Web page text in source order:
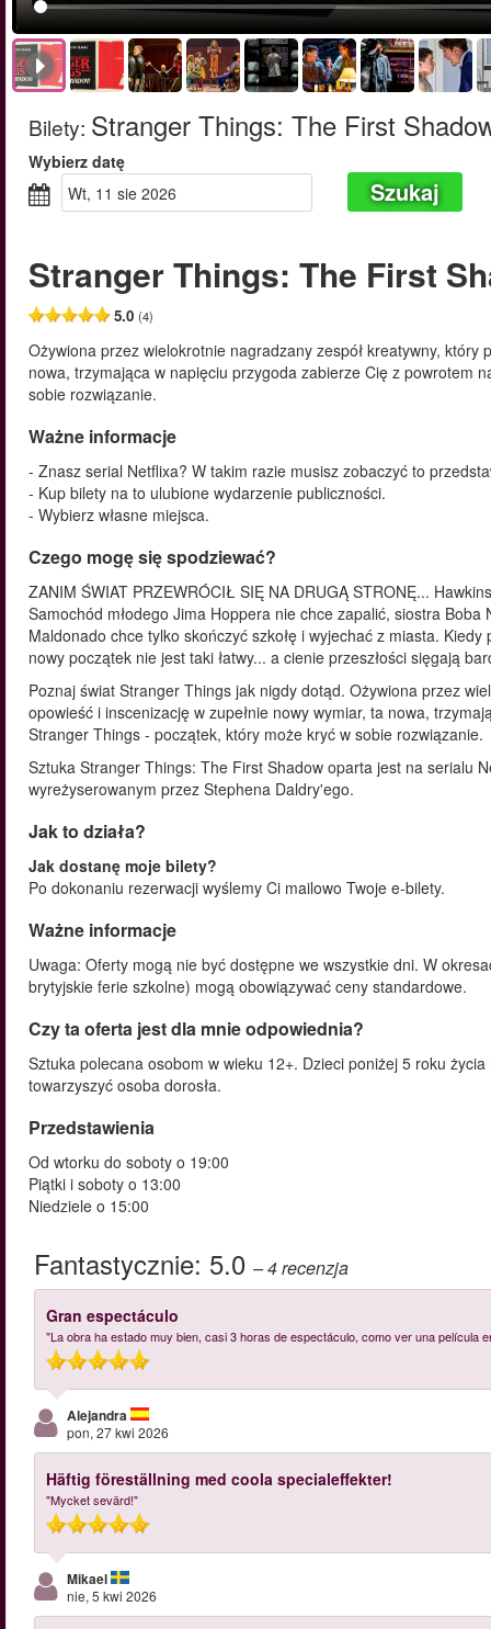
Bilety: Stranger Things: The First
Wybierz datę
wt, 11 sie 2026
Szukaj
Stranger Things: The First
5.0 (4)
Ożywiona przez wielokrotnie nagradzany zespół kreatywny,
nowa, trzymająca w napięciu przygoda zabierze Cię z powrotem
sobie rozwiązanie.
Ważne informacje
- Znasz serial Netflixa? W takim razie musisz zobaczyć to
- Kup bilety na to ulubione wydarzenie publiczności.
- Wybierz własne miejsca.
Czego mogę się spodziewać?
ZANIM ŚWIAT PRZEWRÓCIŁ SIĘ NA DRUGĄ STRONĘ...
Samochód młodego Jima Hoppera nie chce zapalić, siostra
Maldonado chce tylko skończyć szkołę i wyjechać z miasta.
nowy początek nie jest taki łatwy... a cienie przeszłości sięgają
Poznaj świat Stranger Things jak nigdy dotąd. Ożywiona przez
opowieść i inscenizację w zupełnie nowy wymiar, ta nowa,
Stranger Things - początek, który może kryć w sobie rozwiązanie.
Sztuka Stranger Things: The First Shadow oparta jest na serialu
wyreżyserowanym przez Stephena Daldry'ego.
Jak to działa?
Jak dostanę moje bilety?
Po dokonaniu rezerwacji wyślemy Ci mailowo Twoje e-bilety.
Ważne informacje
Uwaga: Oferty mogą nie być dostępne we wszystkie dni. W
brytyjskie ferie szkolne) mogą obowiązywać ceny standardowe.
Czy ta oferta jest dla mnie odpowiednia?
Sztuka polecana osobom w wieku 12+. Dzieci poniżej 5 roku
towarzyszyć osoba dorosła.
Przedstawienia
Od wtorku do soboty o 19:00
Piątki i soboty o 13:00
Niedziele o 15:00
Fantastycznie: 5.0 – 4recenzja
Gran espectáculo
"La obra ha estado muy bien, casi 3 horas de espectáculo, como ver una película
Alejandra
pon, 27 kwi 2026
Häftig föreställning med coola specialeffekter!
"Mycket sevärd!"
Mikael
nie, 5 kwi 2026